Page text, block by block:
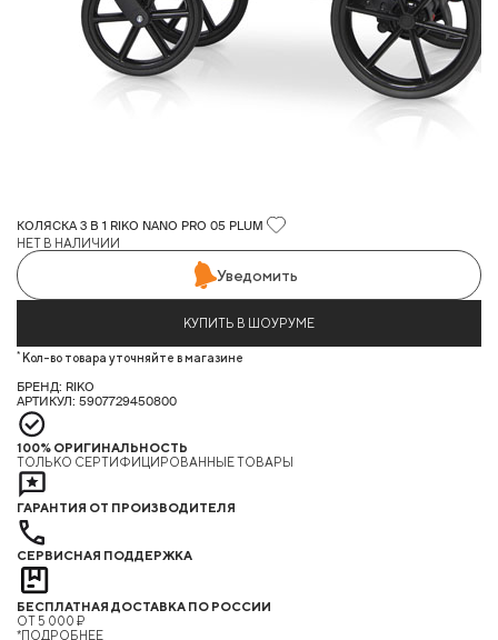
КОЛЯСКА 3 В 1 RIKO NANO PRO 05 PLUM
НЕТ В НАЛИЧИИ
Уведомить
КУПИТЬ В ШОУРУМЕ
* Кол-во товара уточняйте в магазине
БРЕНД: RIKO
АРТИКУЛ: 5907729450800
100% ОРИГИНАЛЬНОСТЬ
ТОЛЬКО СЕРТИФИЦИРОВАННЫЕ ТОВАРЫ
ГАРАНТИЯ ОТ ПРОИЗВОДИТЕЛЯ
СЕРВИСНАЯ ПОДДЕРЖКА
БЕСПЛАТНАЯ ДОСТАВКА ПО РОССИИ
ОТ 5 000 ₽
*ПОДРОБНЕЕ